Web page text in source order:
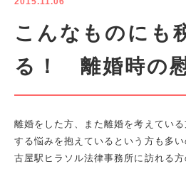
こんなものにも
る！ 離婚時の
離婚をした方、また離婚を考えてい
する悩みを抱えているという方も多
古屋駅ヒラソル法律事務所に訪れる